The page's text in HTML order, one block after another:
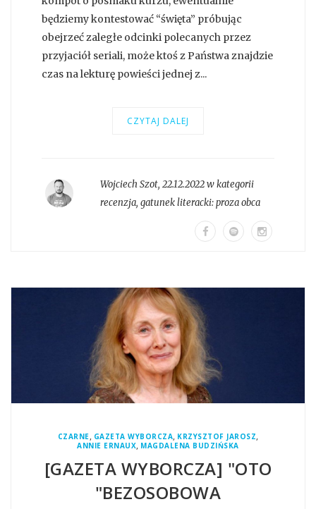
będziemy kontestować “święta” próbując
obejrzeć zaległe odcinki polecanych przez
przyjaciół seriali, może ktoś z Państwa znajdzie
czas na lekturę powieści jednej z...
CZYTAJ DALEJ
Wojciech Szot, 22.12.2022 w kategorii
recenzja, gatunek literacki:proza obca
CZARNE, GAZETA WYBORCZA, KRZYSZTOF JAROSZ,
ANNIE ERNAUX, MAGDALENA BUDZIŃSKA
[GAZETA WYBORCZA] "OTO
"BEZOSOBOWA